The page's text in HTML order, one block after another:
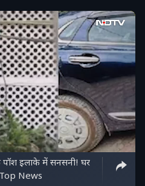
इलाके में सनसनी! घर
News